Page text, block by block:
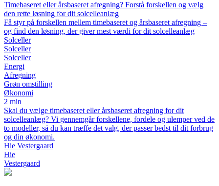
Timebaseret eller årsbaseret afregning? Forstå forskellen og vælg
den rette løsning for dit solcelleanlæg
Få styr på forskellen mellem timebaseret og årsbaseret afregning –
og find den løsning, der giver mest værdi for dit solcelleanlæg
Solceller
Solceller
Solceller
Energi
Afregning
Grøn omstilling
Økonomi
2 min
Skal du vælge timebaseret eller årsbaseret afregning for dit
solcelleanlæg? Vi gennemgår forskellene, fordele og ulemper ved de
to modeller, så du kan træffe det valg, der passer bedst til dit forbrug
og din økonomi.
Hie Vestergaard
Hie
Vestergaard